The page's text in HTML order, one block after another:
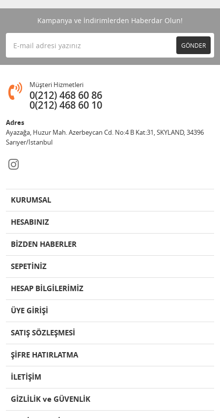
Kampanya ve İndirimlerden Haberdar Olun!
GÖNDER
Müşteri Hizmetleri
0(212) 468 60 86
0(212) 468 60 10
Adres
Ayazağa, Huzur Mah. Azerbeycan Cd. No:4 B Kat:31, SKYLAND, 34396
Sarıyer/İstanbul
KURUMSAL
HESABINIZ
BİZDEN HABERLER
SEPETİNİZ
HESAP BİLGİLERİMİZ
ÜYE GİRİŞİ
SATIŞ SÖZLEŞMESİ
ŞİFRE HATIRLATMA
İLETİŞİM
GİZLİLİK ve GÜVENLİK